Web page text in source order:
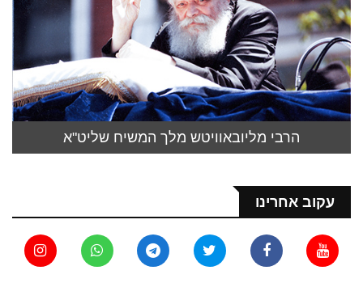
הרבי מליובאוויטש מלך המשיח שליט"א
עקוב אחרינו